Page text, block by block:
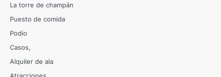
La torre de champán
Puesto de comida
Podio
Casos
Alquiler de ala